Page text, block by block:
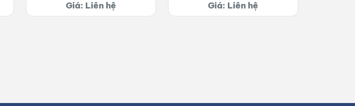
NÂNG CAO NĂNG SUẤT SINH
Giá: Liên hệ Giá: Liên hệ